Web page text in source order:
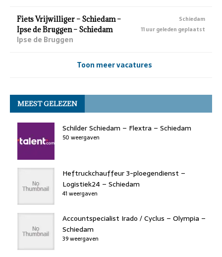
Fiets Vrijwilliger – Schiedam –
Ipse de Bruggen – Schiedam
Ipse de Bruggen
Schiedam
11 uur geleden geplaatst
Toon meer vacatures
MEEST GELEZEN
Schilder Schiedam – Flextra – Schiedam
50 weergaven
Heftruckchauffeur 3-ploegendienst –
Logistiek24 – Schiedam
41 weergaven
Accountspecialist Irado / Cyclus – Olympia –
Schiedam
39 weergaven